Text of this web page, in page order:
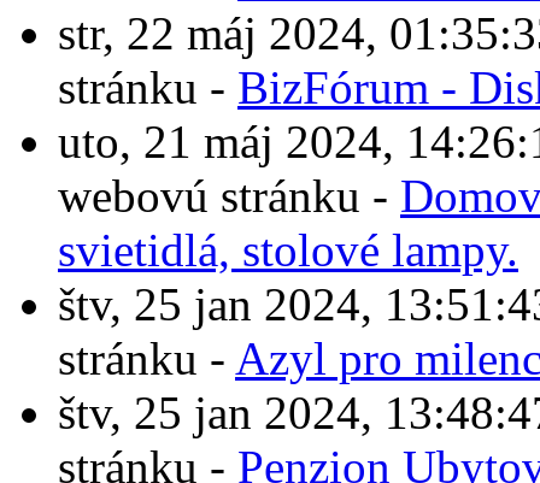
str, 22 máj 2024,
stránku - BizFórum -
uto, 21 máj 2024,
webovú stránku -
svietidlá, stolové lampy.
štv, 25 jan 2024,
stránku - Azyl pro
štv, 25 jan 2024,
stránku - Penzion